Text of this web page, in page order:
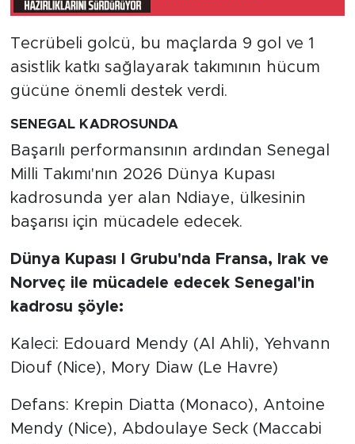
Tecrübeli golcü, bu maçlarda 9 gol ve 1
asistlik katkı sağlayarak takımının hücum
gücüne önemli destek verdi.
SENEGAL KADROSUNDA
Başarılı performansının ardından Senegal
Milli Takımı'nın 2026 Dünya Kupası
kadrosunda yer alan Ndiaye, ülkesinin
başarısı için mücadele edecek.
Dünya Kupası I Grubu'nda Fransa, Irak ve
Norveç ile mücadele edecek Senegal'in
kadrosu şöyle:
Kaleci: Edouard Mendy (Al Ahli), Yehvann
Diouf (Nice), Mory Diaw (Le Havre)
Defans: Krepin Diatta (Monaco), Antoine
Mendy (Nice), Abdoulaye Seck (Maccabi